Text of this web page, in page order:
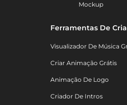
Mockup
Ferramentas De
Visualizador De Música
Criar Animação Grátis
Animação De Logo
Criador De Intros